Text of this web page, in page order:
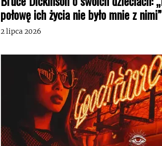
połowę ich życia nie było mnie z nimi”
2 lipca 2026